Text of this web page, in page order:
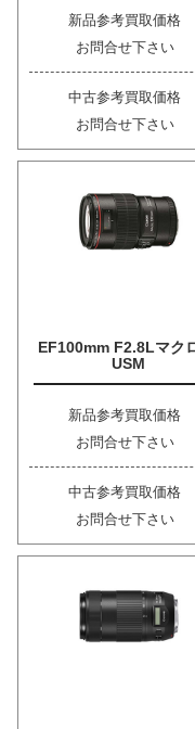
新品参考買取価格
お問合せ下さい
中古参考買取価格
お問合せ下さい
EF100mm F2.8Lマク
USM
新品参考買取価格
お問合せ下さい
中古参考買取価格
お問合せ下さい